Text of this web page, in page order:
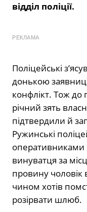
відділ поліції.
РЕКЛАМА
Поліцейські
донькою заявниці
конфлікт. Тож до
річний зять
підтвердили й
Ружинські
оперативниками
винуватця за
провину чоловік
чином хотів
розірвати шлюб.